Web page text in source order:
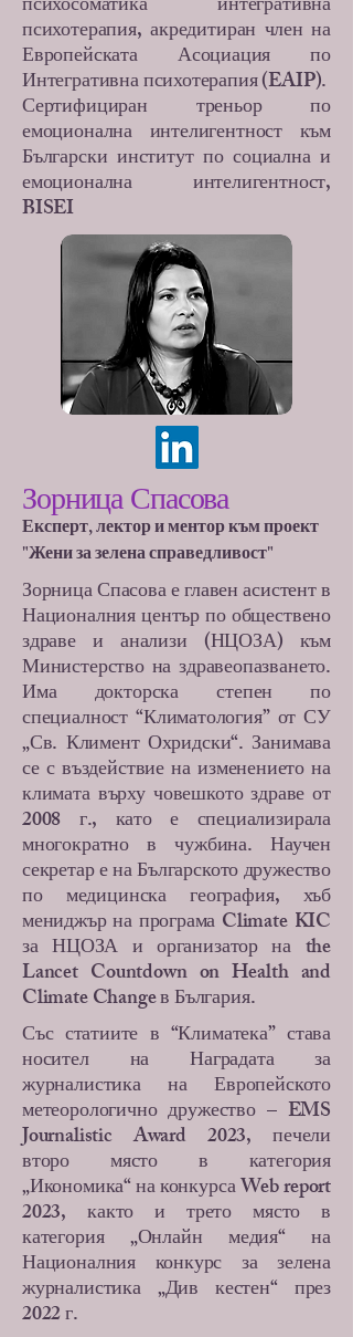
психотерапия, акредитиран член на
Европейската Асоциация по
Интегративна психотерапия (EAIP).
Сертифициран треньор по
емоционална интелигентност към
Български институт по социална и
емоционална интелигентност,
BISEI
Зорница Спасова
Експерт, лектор и ментор към проект
"Жени за зелена справедливост"
Зорница Спасова е главен асистент в
Националния център по обществено
здраве и анализи (НЦОЗА) към
Министерство на здравеопазването.
Има докторска степен по
специалност “Климатология” от СУ
„Св. Климент Охридски“. Занимава
се с въздействие на изменението на
климата върху човешкото здраве от
2008 г., като е специализирала
многократно в чужбина. Научен
секретар е на Българското дружество
по медицинска география, хъб
мениджър на програма Climate KIC
за НЦОЗА и организатор на the
Lancet Countdown on Health and
Climate Change в България.
Със статиите в “Климатека” става
носител на Наградата за
журналистика на Европейското
метеорологично дружество – EMS
Journalistic Award 2023, печели
второ място в категория
„Икономика“ на конкурса Web report
2023, както и трето място в
категория „Онлайн медия“ на
Националния конкурс за зелена
журналистика „Див кестен“ през
2022 г.